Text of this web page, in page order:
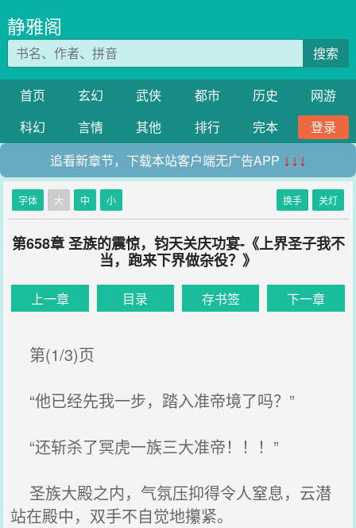
静雅阁
搜索
首页 玄幻 武侠 都市 历史
网游
科幻
言情 其他 排行 完本
登录
追看新章节，下载本站客户端无广告APP ↓↓↓
字体 大 中 小 换手 关灯
第658章 圣族的震惊，钧天关庆功宴-《上界圣子我不
当，跑来下界做杂役？》
上一章 目录 存书签 下一章
第(1/3)页
“他已经先我一步，踏入准帝境了吗？”
“还斩杀了冥虎一族三大准帝！！！”
圣族大殿之内，气氛压抑得令人窒息，云潜
站在殿中，双手不自觉地攥紧。